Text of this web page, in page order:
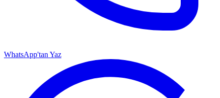
WhatsApp'tan Yaz